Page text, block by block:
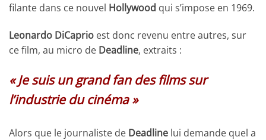
filante dans ce nouvel Hollywood qui s’impose en 1969.
Leonardo DiCaprio est donc revenu entre autres, sur
ce film, au micro de Deadline, extraits :
« Je suis un grand fan des films sur
l’industrie du cinéma »
Alors que le journaliste de Deadline lui demande quel a